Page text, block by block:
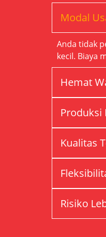
Modal
Anda tidak
kecil. Biaya
Hemat
Produksi
Kualitas
Risiko